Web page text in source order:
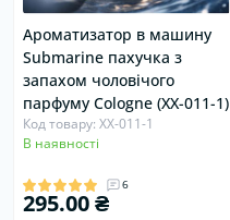
Ароматизатор в машину
Submarine пахучка з
запахом чоловічого
парфуму Сologne (XX-011-1)
Код товару: XX-011-1
В наявності
6
295.00 ₴